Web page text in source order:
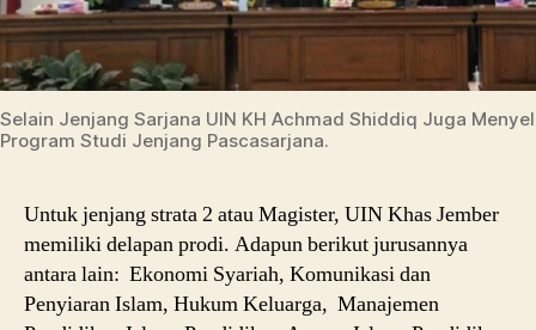
Selain Jenjang Sarjana UIN KH Achmad Shiddiq Juga
Program Studi Jenjang Pascasarjana.
Untuk jenjang strata 2 atau Magister, UIN Khas Jember
memiliki delapan prodi. Adapun berikut jurusannya
antara lain: Ekonomi Syariah, Komunikasi dan
Penyiaran Islam, Hukum Keluarga, Manajemen